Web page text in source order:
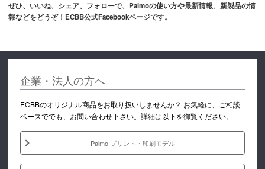
ぜひ、いいね、シェア、フォローで、Palmoの使い方や最新情報、新製品の情
報などをどうぞ！ECBB公式Facebookページです。
企業・法人の方へ
ECBBのオリジナル商品をお取り扱いしませんか？ お気軽に、ご相談
ベースででも、お問い合わせ下さい。詳細は以下を御覧ください。
Palmo プリント・印刷モデル